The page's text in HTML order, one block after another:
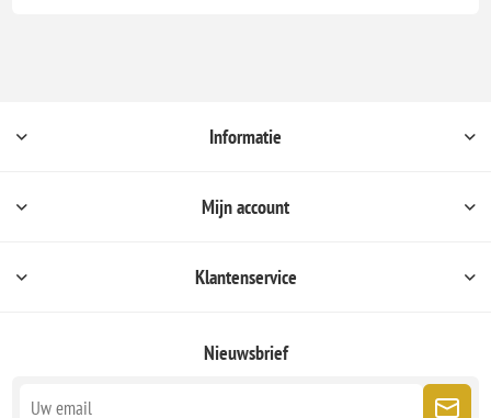
Informatie
Mijn account
Klantenservice
Nieuwsbrief